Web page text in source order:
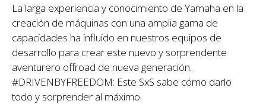
La larga experiencia y conocimiento de Yamaha en la
creación de máquinas con una amplia gama de
capacidades ha influido en nuestros equipos de
desarrollo para crear este nuevo y sorprendente
aventurero offroad de nueva generación.
#DRIVENBYFREEDOM: Este SxS sabe cómo darlo
todo y sorprender al máximo.